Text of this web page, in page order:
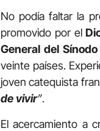
No podía faltar la
promovido por el
General del
veinte países.
joven catequista
de vivir”.
El acercamiento a